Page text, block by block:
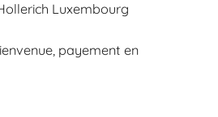
Luxembourg
payement en